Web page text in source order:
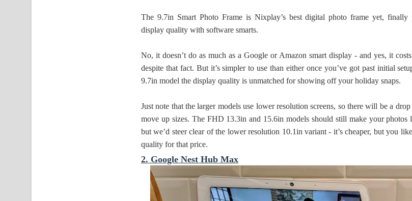
The 9.7in Smart Photo Frame is Nixplay’s best digital photo frame yet, finally
display quality with software smarts.
No, it doesn’t do as much as a Google or Amazon smart display - and yes, it
despite that fact. But it’s simpler to use than either once you’ve got past initial
9.7in model the display quality is unmatched for showing off your holiday snaps.
Just note that the larger models use lower resolution screens, so there will be a
move up sizes. The FHD 13.3in and 15.6in models should still make your photos
but we’d steer clear of the lower resolution 10.1in variant - it’s cheaper, but you
quality for that price.
2. Google Nest Hub Max